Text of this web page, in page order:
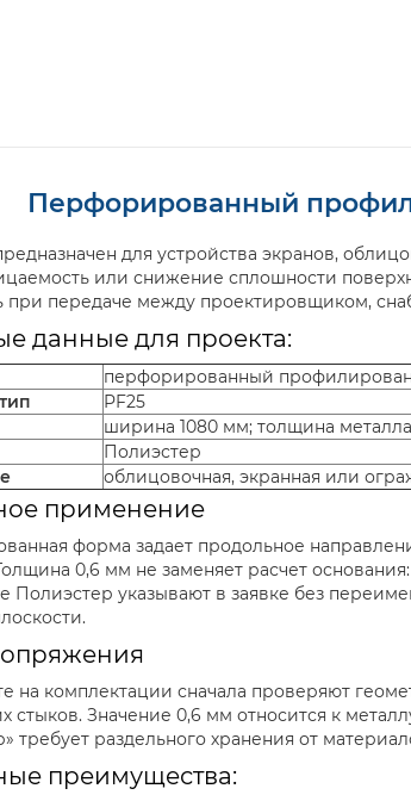
Перфорированный
для устройства экранов,
или снижение сплошности
при передаче между проектировщиком,
данные для проекта:
перфорированный
PF25
ширина 1080 мм; толщина
Полиэстер
облицовочная, экранная или
применение
форма задает продольное
0,6 мм не заменяет расчет
Полиэстер указывают в заявке без
на комплектации сначала проверяют
стыков. Значение 0,6 мм относится к
требует раздельного хранения от
преимущества: